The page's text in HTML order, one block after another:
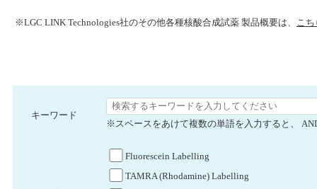
※LGC LINK Technologies社のその他各種核酸合成試薬 製品概要は、 こ
キーワード
※スペースをあけて複数の単語を入力すると、
Fluorescein Labelling
TAMRA (Rhodamine) Labelling